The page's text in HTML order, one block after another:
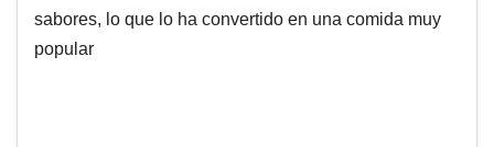
sabores, lo que lo ha convertido en una comida muy
popular